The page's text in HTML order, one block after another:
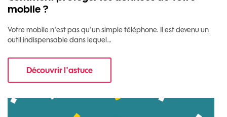
mobile ?
Votre mobile n'est pas qu'un simple téléphone. Il est devenu un
outil indispensable dans lequel…
Découvrir l'astucepour Comment protéger les données de